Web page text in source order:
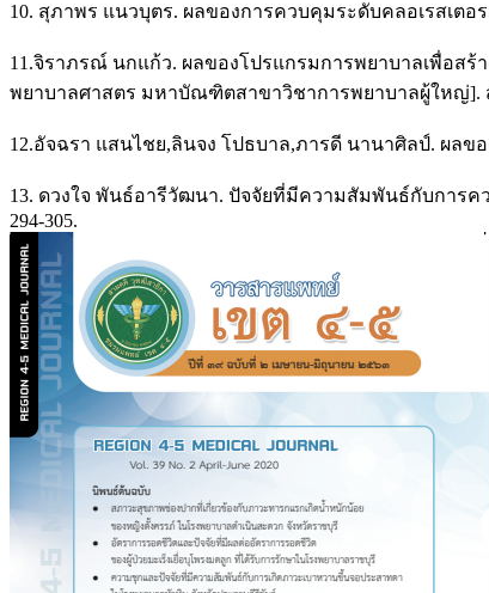
10. สุภาพร แนวบุตร. ผลของการควบคุมระดับคลอเรสเตอ
11.จิราภรณ์ นกแก้ว. ผลของโปรแกรมการพยาบาลเพื่อส
พยาบาลศาสตร มหาบัณฑิตสาขาวิชาการพยาบาลผู้ใหญ่].
12.อัจฉรา แสนไชย,ลินจง โปธบาล,ภารดี นานาศิลป์. ผลข
13. ดวงใจ พันธ์อารีวัฒนา. ปัจจัยที่มีความสัมพันธ์กับการค
294-305.